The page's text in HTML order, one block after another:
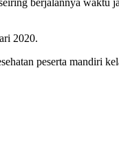
berjalannya waktu
2020.
peserta mandiri